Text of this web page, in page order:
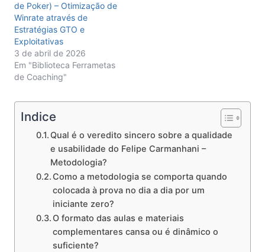
de Poker) – Otimização de
Winrate através de
Estratégias GTO e
Exploitativas
3 de abril de 2026
Em "Biblioteca Ferrametas
de Coaching"
Indice
Qual é o veredito sincero sobre a qualidade
e usabilidade do Felipe Carmanhani –
Metodologia?
Como a metodologia se comporta quando
colocada à prova no dia a dia por um
iniciante zero?
O formato das aulas e materiais
complementares cansa ou é dinâmico o
suficiente?